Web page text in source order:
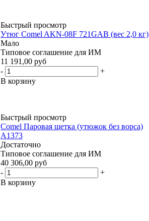
Быстрый просмотр
Утюг Comel AKN-08F 721GAB (вес 2,0 кг)
Мало
Типовое соглашение для ИМ
11 191,00 руб
-
+
В корзину
Быстрый просмотр
Comel Паровая щеткa (утюжок без ворса)
A1373
Достаточно
Типовое соглашение для ИМ
40 306,00 руб
-
+
В корзину